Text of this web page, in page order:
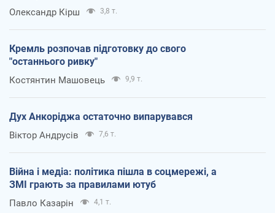
Олександр Кірш 3,8 т.
Кремль розпочав підготовку до свого
"останнього ривку"
Костянтин Машовець 9,9 т.
Дух Анкоріджа остаточно випарувався
Віктор Андрусів 7,6 т.
Війна і медіа: політика пішла в соцмережі, а
ЗМІ грають за правилами ютуб
Павло Казарін 4,1 т.